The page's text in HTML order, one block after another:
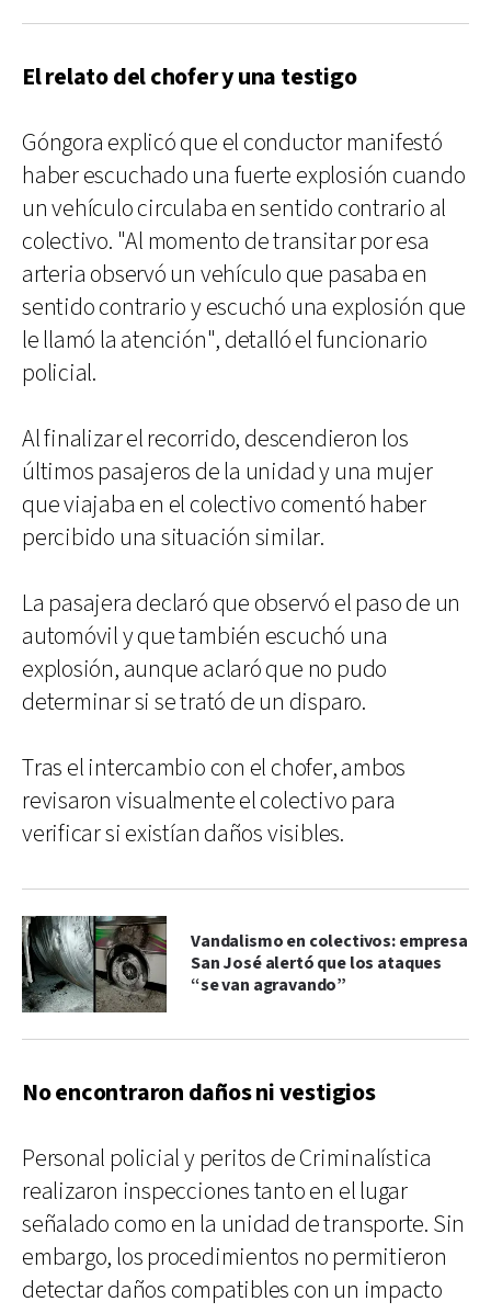
El relato del chofer y una testigo
Góngora explicó que el conductor manifestó
haber escuchado una fuerte explosión cuando
un vehículo circulaba en sentido contrario al
colectivo. "Al momento de transitar por esa
arteria observó un vehículo que pasaba en
sentido contrario y escuchó una explosión que
le llamó la atención", detalló el funcionario
policial.
Al finalizar el recorrido, descendieron los
últimos pasajeros de la unidad y una mujer
que viajaba en el colectivo comentó haber
percibido una situación similar.
La pasajera declaró que observó el paso de un
automóvil y que también escuchó una
explosión, aunque aclaró que no pudo
determinar si se trató de un disparo.
Tras el intercambio con el chofer, ambos
revisaron visualmente el colectivo para
verificar si existían daños visibles.
Vandalismo en colectivos: empresa
San José alertó que los ataques
“se van agravando”
No encontraron daños ni vestigios
Personal policial y peritos de Criminalística
realizaron inspecciones tanto en el lugar
señalado como en la unidad de transporte. Sin
embargo, los procedimientos no permitieron
detectar daños compatibles con un impacto